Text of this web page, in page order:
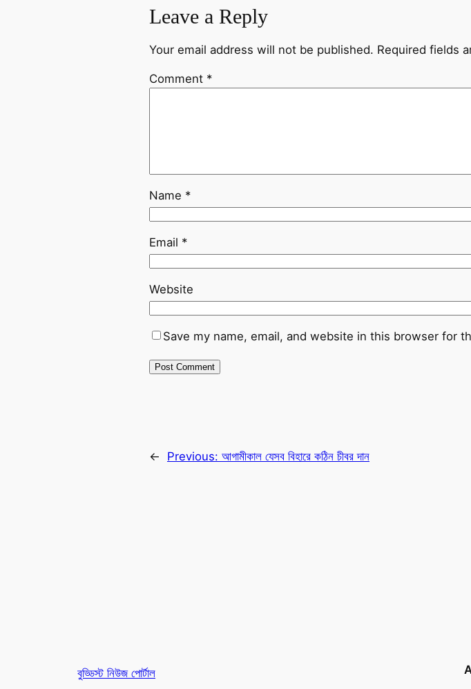
Leave a Reply
Your email address will not be published. Required fields
Comment *
Name *
Email *
Website
Save my name, email, and website in this browser for
← Previous: আগামীকাল যেসব বিহারে কঠিন চীবর দান
বুড্ডিস্ট নিউজ পোর্টাল